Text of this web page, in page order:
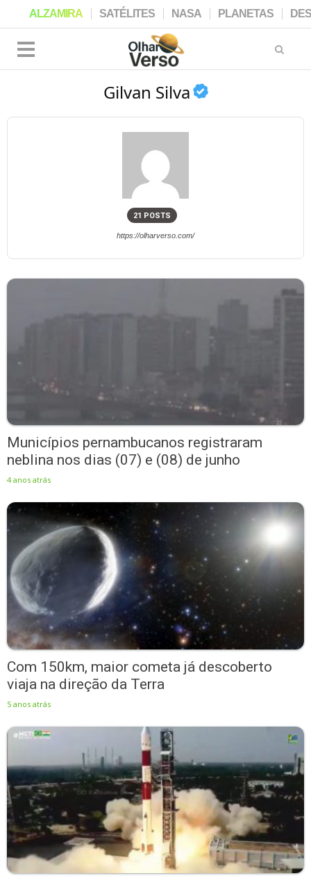
Gilvan Silva
21 POSTS
https://olharverso.com/
Municípios pernambucanos registraram
neblina nos dias (07) e (08) de junho
4 anos atrás
Com 150km, maior cometa já descoberto
viaja na direção da Terra
5 anos atrás
ALZAMIRA SATÉLITES NASA PLANETAS